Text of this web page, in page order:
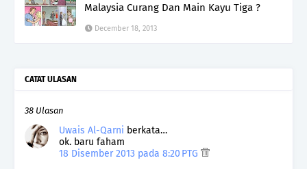
Malaysia Curang Dan Main Kayu Tiga ?
December 18, 2013
CATAT ULASAN
38 Ulasan
Uwais Al-Qarni berkata…
ok. baru faham
18 Disember 2013 pada 8:20 PTG